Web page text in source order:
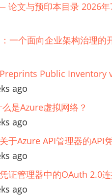
文与预印本目录 2026年
一个面向企业架构治理的
Public Inventory
ago
么是Azure虚拟网络？
ago
于Azure API管理器的API
ago
凭证管理器中的OAuth 2.0
ago